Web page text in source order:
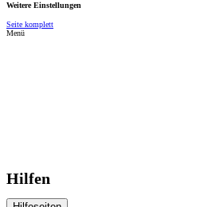
Weitere Einstellungen
Seite komplett
Menü
Hilfen